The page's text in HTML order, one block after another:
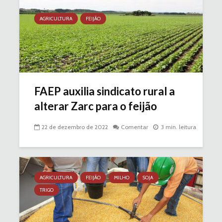
AGRICULTURA FEIJÃO
FAEP auxilia sindicato rural a
alterar Zarc para o feijão
22 de dezembro de 2022 Comentar 3 min. leitura
AGRICULTURA FEIJÃO MILHO
SOJA
TRIGO